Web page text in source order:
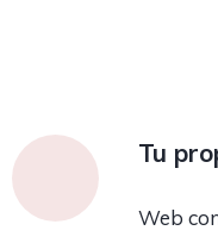
Tu
Web